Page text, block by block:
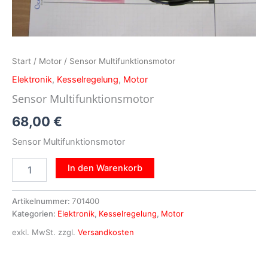
Start / Motor / Sensor Multifunktionsmotor
Elektronik, Kesselregelung, Motor
Sensor Multifunktionsmotor
68,00 €
Sensor Multifunktionsmotor
In den Warenkorb
Artikelnummer: 701400
Kategorien: Elektronik, Kesselregelung, Motor
exkl. MwSt. zzgl. Versandkosten